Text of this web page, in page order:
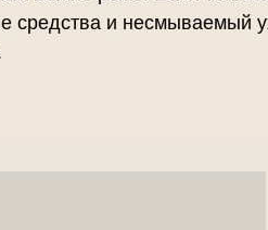
средства и несмываемый